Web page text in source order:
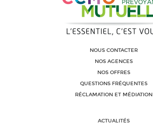
NOUS CONTACTER
NOS AGENCES
NOS OFFRES
QUESTIONS FRÉQUENTES
RÉCLAMATION ET MÉDIATION
ACTUALITÉS